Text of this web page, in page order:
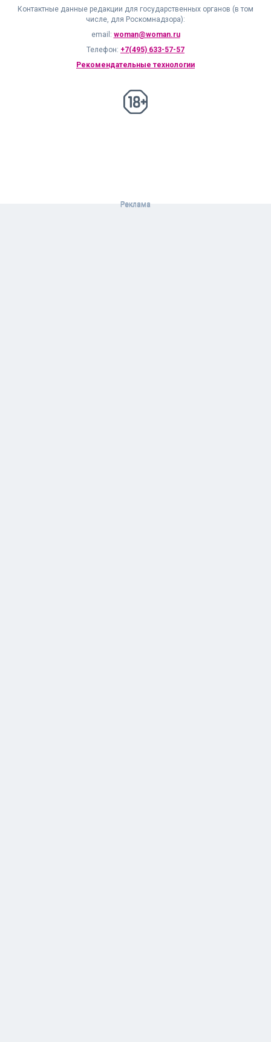
Контактные данные редакции для государственных органов (в том
числе, для Роскомнадзора):
email: woman@woman.ru
Телефон: +7(495) 633-57-57
Рекомендательные технологии
18+